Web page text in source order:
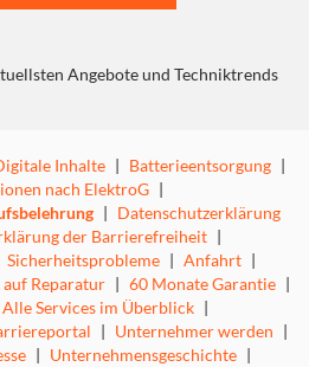
Angebote und Techniktrends
Inhalte | Batterieentsorgung |
nach ElektroG |
| Datenschutzerklärung
der Barrierefreiheit |
Sicherheitsprobleme | Anfahrt |
auf Reparatur | 60 Monate Garantie |
Alle Services im Überblick |
| Unternehmer werden |
| Unternehmensgeschichte |